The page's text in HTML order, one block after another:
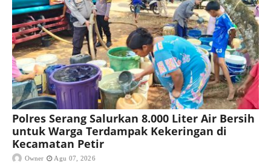
Polres Serang Salurkan 8.000 Liter Air Bersih
untuk Warga Terdampak Kekeringan di
Kecamatan Petir
Owner Agu 07, 2026